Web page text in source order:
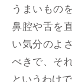
うまいもの
鼻腔や舌を
い気分のよ
べきで、そ